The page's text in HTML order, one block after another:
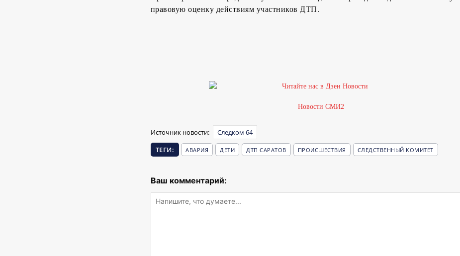
правовую оценку действиям участников ДТП.
Новости СМИ2
Источник новости:
Следком 64
ТЕГИ:
АВАРИЯ ДЕТИ ДТП САРАТОВ ПРОИСШЕСТВИЯ СЛЕДСТВЕННЫЙ КОМИТЕТ
Ваш комментарий: